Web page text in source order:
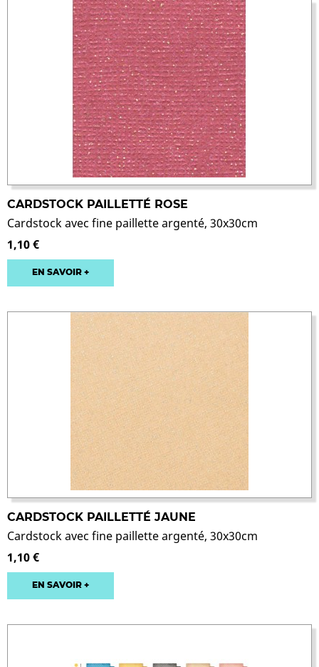
CARDSTOCK PAILLETTÉ ROSE
Cardstock avec fine paillette argenté, 30x30cm
1,10 €
EN SAVOIR +
CARDSTOCK PAILLETTÉ JAUNE
Cardstock avec fine paillette argenté, 30x30cm
1,10 €
EN SAVOIR +